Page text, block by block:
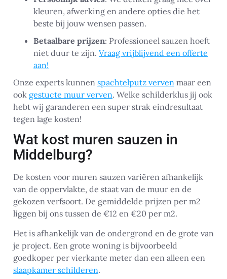
kleuren, afwerking en andere opties die het
beste bij jouw wensen passen.
Betaalbare prijzen: Professioneel sauzen hoeft
niet duur te zijn. Vraag vrijblijvend een offerte
aan!
Onze experts kunnen spachtelputz verven maar een
ook gestucte muur verven. Welke schilderklus jij ook
hebt wij garanderen een super strak eindresultaat
tegen lage kosten!
Wat kost muren sauzen in
Middelburg?
De kosten voor muren sauzen variëren afhankelijk
van de oppervlakte, de staat van de muur en de
gekozen verfsoort. De gemiddelde prijzen per m2
liggen bij ons tussen de €12 en €20 per m2.
Het is afhankelijk van de ondergrond en de grote van
je project. Een grote woning is bijvoorbeeld
goedkoper per vierkante meter dan een alleen een
slaapkamer schilderen.